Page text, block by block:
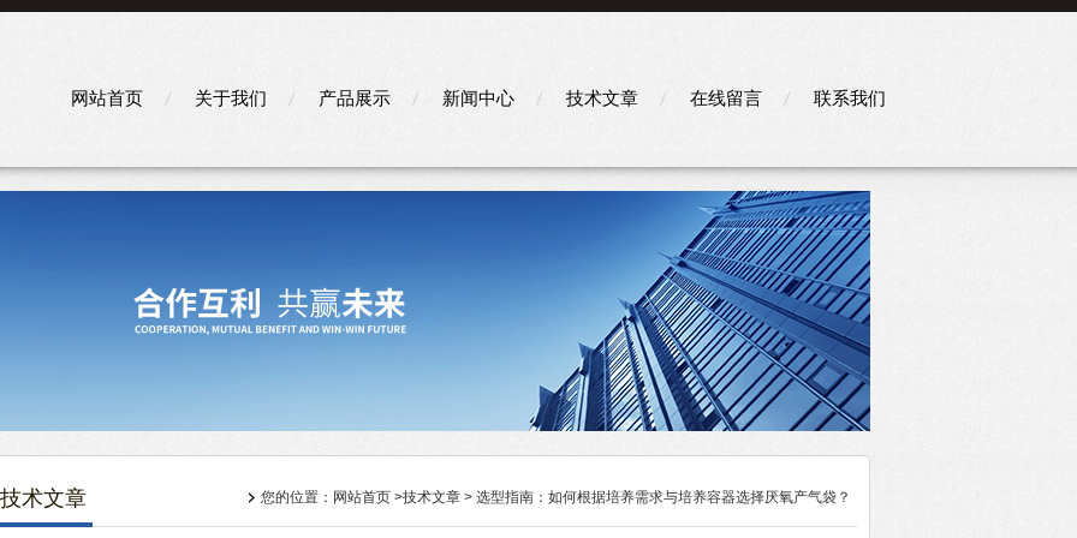
网站首页 关于我们 产品展示 新闻中心 技术文章 在线留言 联系我们
技术文章 您的位置： 网站首页 >技术文章 > 选型指南：如何根据培养需求与培养容器选择厌氧产气袋？